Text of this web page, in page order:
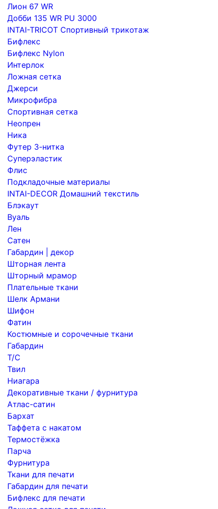
Лион 67 WR
Добби 135 WR PU 3000
INTAI-TRICOT Спортивный трикотаж
Бифлекс
Бифлекс Nylon
Интерлок
Ложная сетка
Джерси
Микрофибра
Спортивная сетка
Неопрен
Ника
Футер 3-нитка
Суперэластик
Флис
Подкладочные материалы
INTAI-DECOR Домашний текстиль
Блэкаут
Вуаль
Лен
Сатен
Габардин | декор
Шторная лента
Шторный мрамор
Плательные ткани
Шелк Армани
Шифон
Фатин
Костюмные и сорочечные ткани
Габардин
Т/С
Твил
Ниагара
Декоративные ткани / фурнитура
Атлас-сатин
Бархат
Таффета с накатом
Термостёжка
Парча
Фурнитура
Ткани для печати
Габардин для печати
Бифлекс для печати